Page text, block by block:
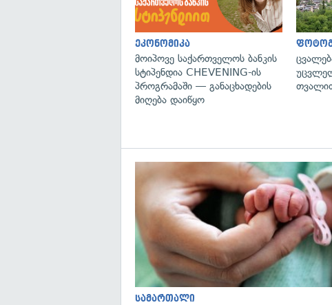
ეკონომიკა
მოიპოვე საქართველოს ბანკის
სტიპენდია CHEVENING-ის
პროგრამაში — განაცხადების
მიღება დაიწყო
სამართალი